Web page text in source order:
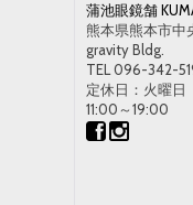
蒲池眼鏡舗
熊本県熊本市中
gravity Bldg.
TEL 096-342-
定休日：火曜日
11:00～19:00